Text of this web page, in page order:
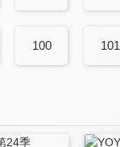
100 101